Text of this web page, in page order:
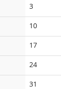
3No
events
10No
events
17No
events
24No
events
31